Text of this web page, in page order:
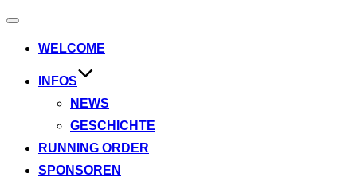
Navigation
WELCOME
INFOS
NEWS
GESCHICHTE
RUNNING ORDER
SPONSOREN